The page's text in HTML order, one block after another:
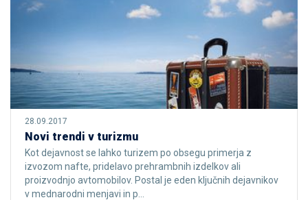
28.09.2017
Novi trendi v turizmu
Kot dejavnost se lahko turizem po obsegu primerja z
izvozom nafte, pridelavo prehrambnih izdelkov ali
proizvodnjo avtomobilov. Postal je eden ključnih dejavnikov
v mednarodni menjavi in p...